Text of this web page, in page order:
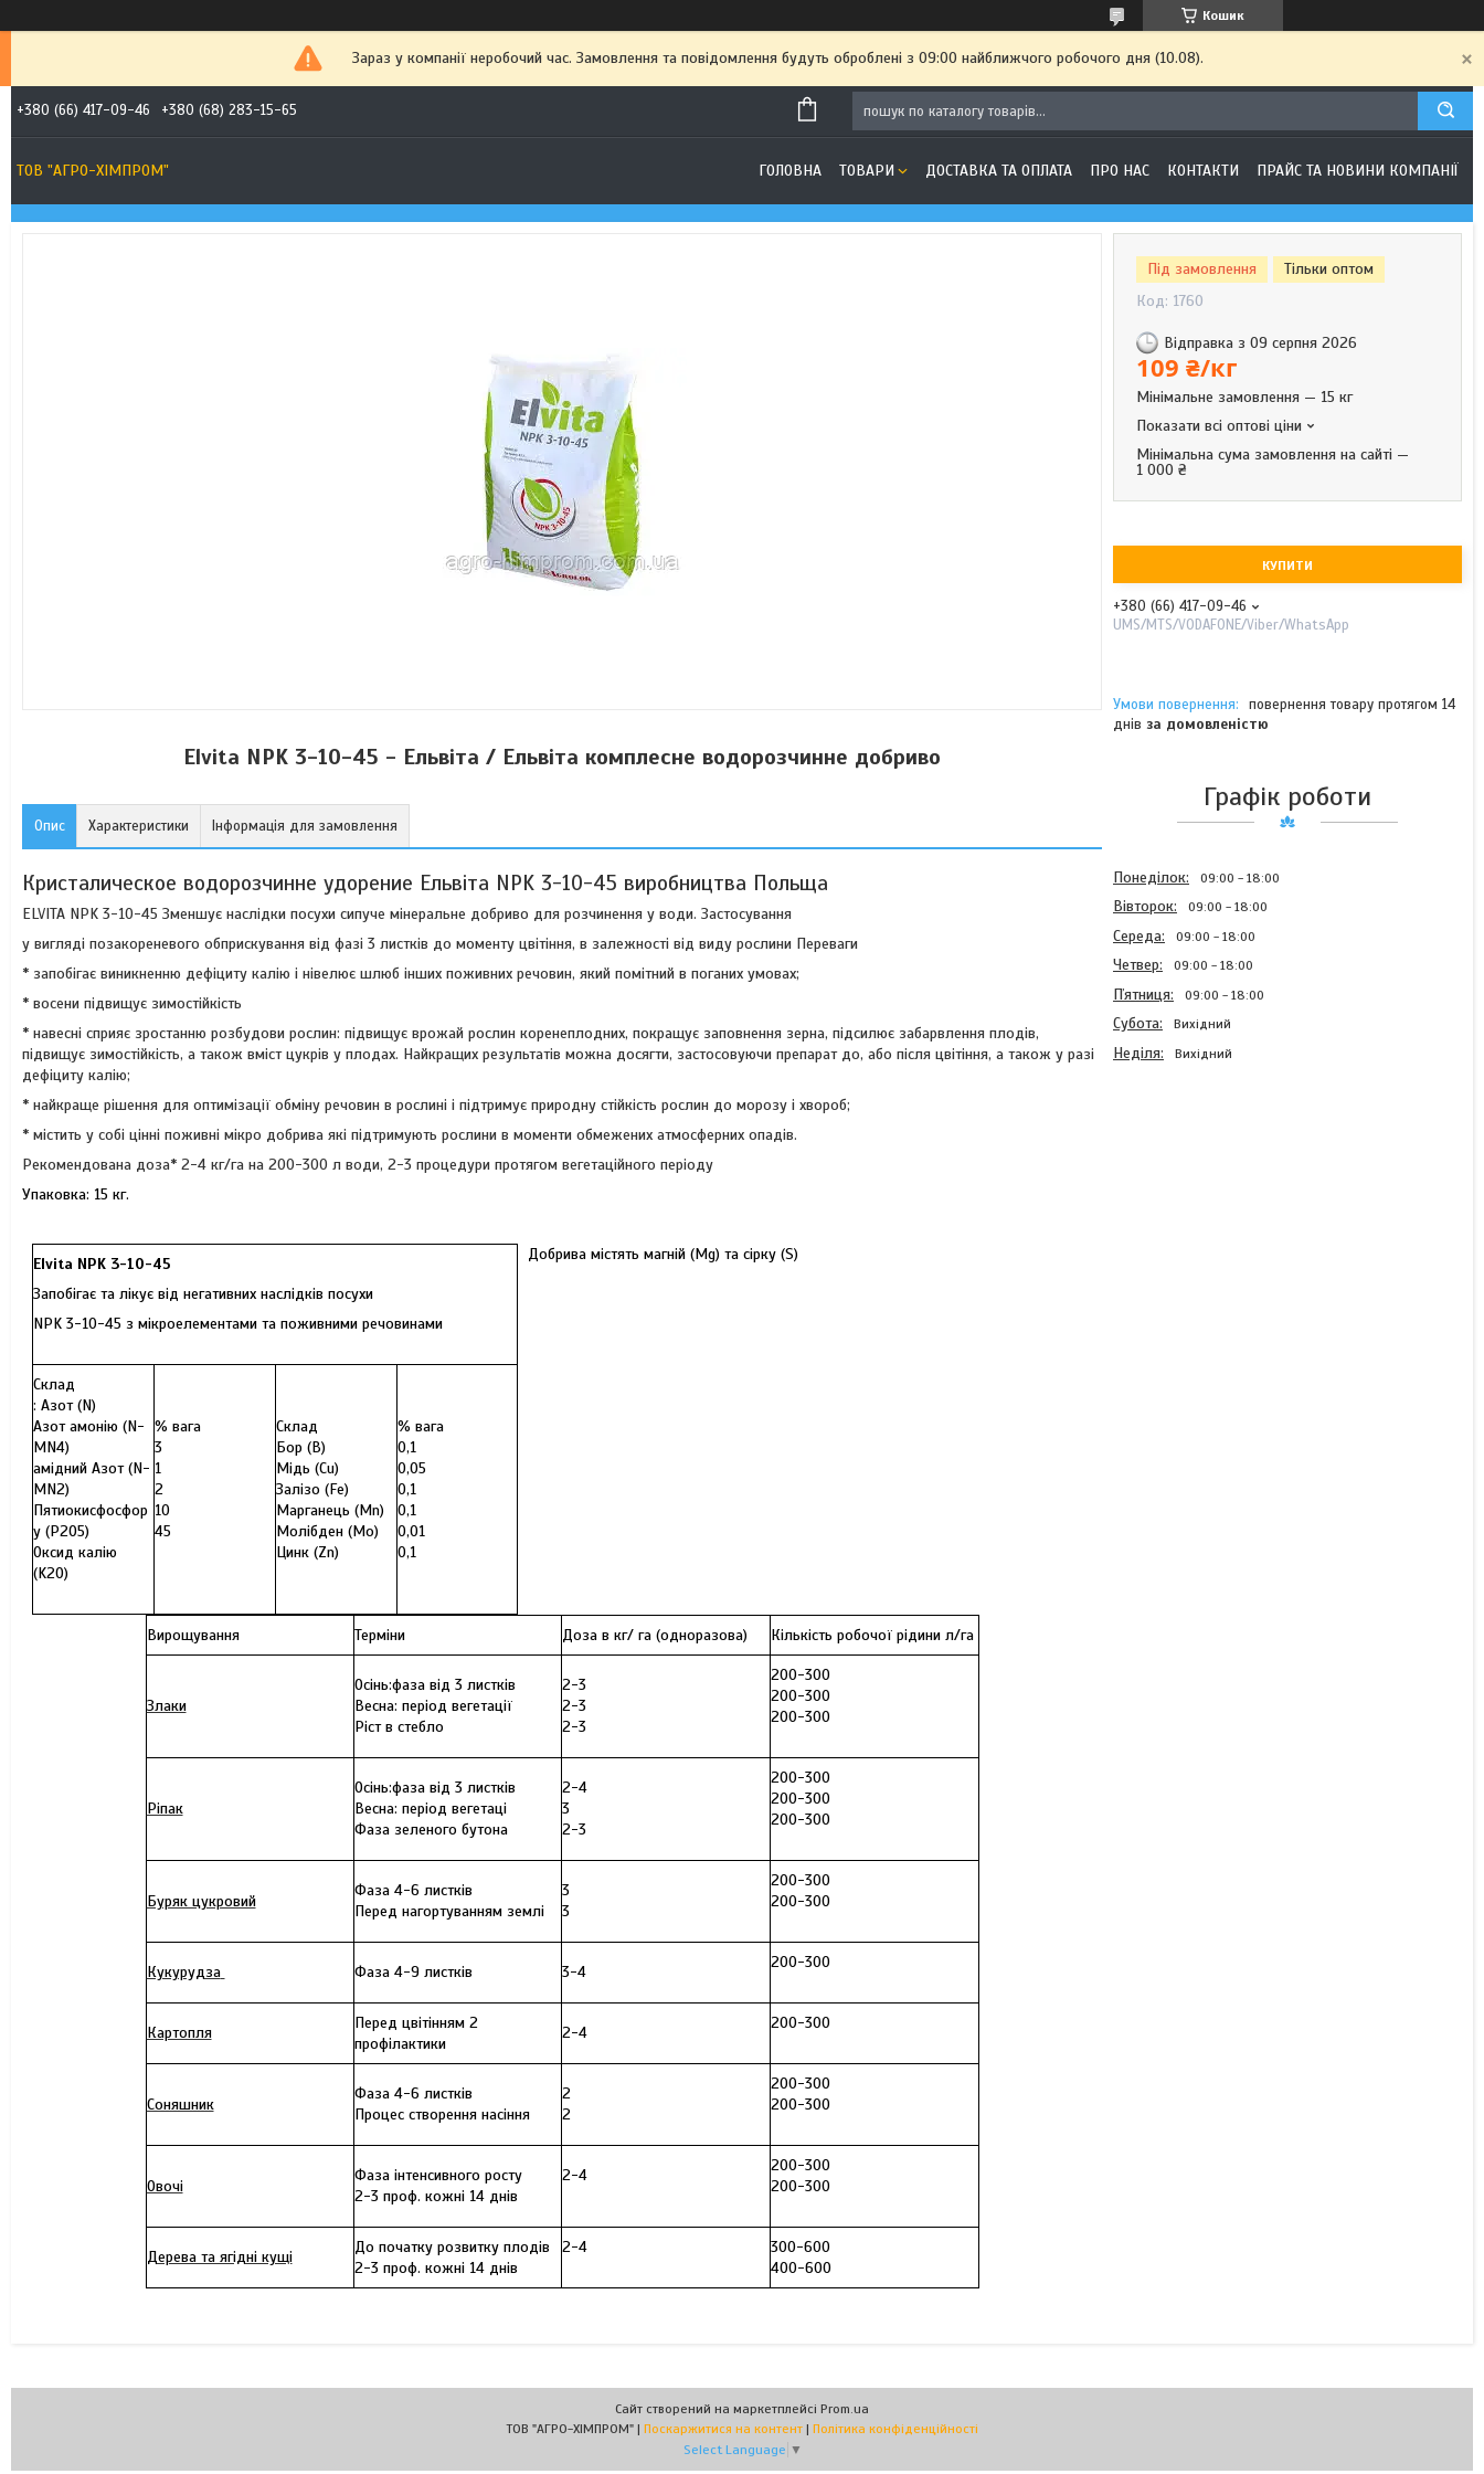
Кошик
Зараз у компанії неробочий час. Замовлення та повідомлення будуть оброблені з 09:00 найближчого робочого дня (10.08).
+380 (66) 417-09-46 +380 (68) 283-15-65
ТОВ "АГРО-ХІМПРОМ" ГОЛОВНА ТОВАРИ ДОСТАВКА ТА ОПЛАТА ПРО НАС КОНТАКТИ ПРАЙС ТА НОВИНИ КОМПАНІЇ
Elvita NPK 3-10-45 - Ельвіта / Ельвіта комплесне водорозчинне добриво
Опис Характеристики Інформація для замовлення
Кристалическое водорозчинне удорение Ельвіта NPK 3-10-45 виробництва Польща
ELVITA NPK 3-10-45 Зменшує наслідки посухи сипуче мінеральне добриво для розчинення у води. Застосування
у вигляді позакореневого обприскування від фазі 3 листків до моменту цвітіння, в залежності від виду рослини Переваги
* запобігає виникненню дефіциту калію і нівелює шлюб інших поживних речовин, який помітний в поганих умовах;
* восени підвищує зимостійкість
* навесні сприяє зростанню розбудови рослин: підвищує врожай рослин коренеплодних, покращує заповнення зерна, підсилює забарвлення плодів,
підвищує зимостійкість, а також вміст цукрів у плодах. Найкращих результатів можна досягти, застосовуючи препарат до, або після цвітіння, а також у разі
дефіциту калію;
* найкраще рішення для оптимізації обміну речовин в рослині і підтримує природну стійкість рослин до морозу і хвороб;
* містить у собі цінні поживні мікро добрива які підтримують рослини в моменти обмежених атмосферних опадів.
Рекомендована доза* 2-4 кг/га на 200-300 л води, 2-3 процедури протягом вегетаційного періоду
Упаковка: 15 кг.
Elvita NPK 3-10-45
Запобігає та лікує від негативних наслідків посухи
NPK 3-10-45 з мікроелементами та поживними речовинами
Склад
: Азот (N)
Азот амонію (N-
MN4)
амідний Азот (N-
MN2)
Пятиокисфосфор
у (P2O5)
Оксид калію
(K2O)
% вага
3
1
2
10
45
Склад
Бор (B)
Мідь (Cu)
Залізо (Fe)
Марганець (Mn)
Молібден (Mo)
Цинк (Zn)
% вага
0,1
0,05
0,1
0,1
0,01
0,1
Добрива містять магній (Mg) та сірку (S)
Вирощування Терміни Доза в кг/ га (одноразова) Кількість робочої рідини л/га
Злаки
Осінь:фаза від 3 листків
Весна: період вегетації
Ріст в стебло
2-3
2-3
2-3
200-300
200-300
200-300
Ріпак
Осінь:фаза від 3 листків
Весна: період вегетаці
Фаза зеленого бутона
2-4
3
2-3
200-300
200-300
200-300
Буряк цукровий
Фаза 4-6 листків
Перед нагортуванням землі
3
3
200-300
200-300
Кукурудза Фаза 4-9 листків 3-4
200-300
Картопля
Перед цвітінням 2
профілактики
2-4
200-300
Соняшник
Фаза 4-6 листків
Процес створення насіння
2
2
200-300
200-300
Овочі
Фаза інтенсивного росту
2-3 проф. кожні 14 днів
2-4
200-300
200-300
Дерева та ягідні кущі
До початку розвитку плодів
2-3 проф. кожні 14 днів
2-4
300-600
400-600
Під замовлення
Тільки оптом
Код: 1760
Відправка з 09 серпня 2026
109 ₴/кг
Мінімальне замовлення — 15 кг
Показати всі оптові ціни
Мінімальна сума замовлення на сайті —
1 000 ₴
КУПИТИ
+380 (66) 417-09-46
UMS/MTS/VODAFONE/Viber/WhatsApp
повернення товару протягом 14
днів за домовленістю
Графік роботи
Понеділок 09:00 18:00
Вівторок 09:00 18:00
Середа 09:00 18:00
Четвер 09:00 18:00
Пʼятниця 09:00 18:00
Субота Вихідний
Неділя Вихідний
Сайт створений на маркетплейсі Prom.ua
ТОВ "АГРО-ХІМПРОМ" | Поскаржитися на контент | Політика конфіденційності
Select Language ▼